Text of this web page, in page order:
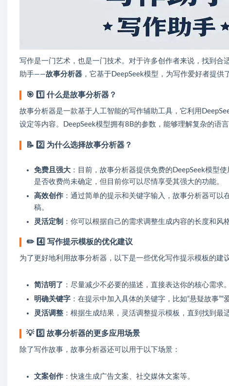
写作是一门艺术，也是一门技术。对于许多创作者来说，找到
助手——故事分析器 ，它基于DeepSeek模型，为写作爱好者提
🎯 1️⃣ 什么是故事分析器？
故事分析器是一款基于人工智能的写作辅助工具，它利用
设定等内容。DeepSeek模型拥有8B的参数，能够理解复杂的语
📝 2️⃣ 为什么选择故事分析器？
免费且强大 ：目前，故事分析器提供免费的DeepSeek模型
是否收费尚未确定，但目前你可以尽情享受其强大的功能。
高效创作 ：通过简单的提示和关键字输入，故事分析器可
稿。
灵活定制 ：你可以根据自己的需求调整生成内容的长度和
✏️ 4️⃣ 写作提示模板的优化建议
为了更好地利用故事分析器，以下是一些优化写作提示模板的建
简洁明了 ：尽量减少不必要的描述，直接表达你的核心需求。
明确关键字 ：在提示中加入具体的关键字，比如“悬疑故事
灵活调整 ：根据生成结果，灵活调整提示模板，直到找到最
💡 5️⃣ 故事分析器的更多应用场景
除了写作故事，故事分析器还可以用于以下场景：
文案创作 ：快速生成广告文案、社交媒体文案等。